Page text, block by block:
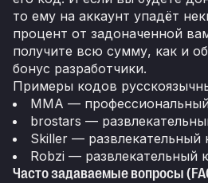
то ему на аккаунт упадёт
процент от задоначенной
получите всю сумму, как и
бонус разработчики.
Примеры кодов
MMA —
brostars —
Skiller — развлекательный
Robzi — развлекательный
Часто задаваемые вопросы